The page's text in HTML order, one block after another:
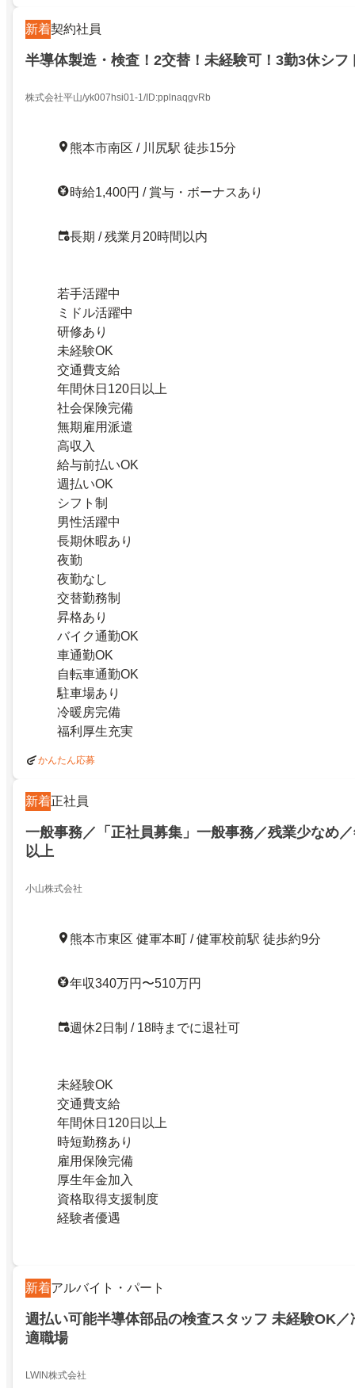
新着契約社員
半導体製造・検査！2交替！未経験可！3勤3休シフ
株式会社平山/yk007hsi01-1/ID:pplnaqgvRb
熊本市南区 / 川尻駅 徒歩15分
時給1,400円 / 賞与・ボーナスあり
長期 / 残業月20時間以内
若手活躍中
ミドル活躍中
研修あり
未経験OK
交通費支給
年間休日120日以上
社会保険完備
無期雇用派遣
高収入
給与前払いOK
週払いOK
シフト制
男性活躍中
長期休暇あり
夜勤
夜勤なし
交替勤務制
昇格あり
バイク通勤OK
車通勤OK
自転車通勤OK
駐車場あり
冷暖房完備
福利厚生充実
かんたん応募
新着正社員
一般事務／「正社員募集」一般事務／残業少なめ
以上
小山株式会社
熊本市東区 健軍本町 / 健軍校前駅 徒歩約9分
年収340万円〜510万円
週休2日制 / 18時までに退社可
未経験OK
交通費支給
年間休日120日以上
時短勤務あり
雇用保険完備
厚生年金加入
資格取得支援制度
経験者優遇
新着アルバイト・パート
週払い可能半導体部品の検査スタッフ 未経験OK／
適職場
LWIN株式会社